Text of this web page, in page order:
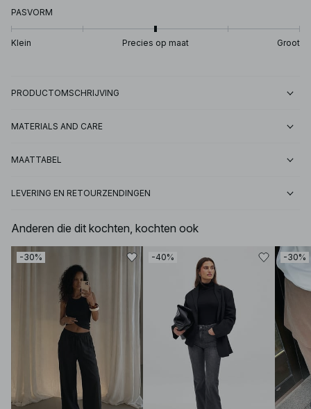
PASVORM
Klein Precies op maat Groot
PRODUCTOMSCHRIJVING
MATERIALS AND CARE
MAATTABEL
LEVERING EN RETOURZENDINGEN
Anderen die dit kochten, kochten ook
-30% -40% -30%